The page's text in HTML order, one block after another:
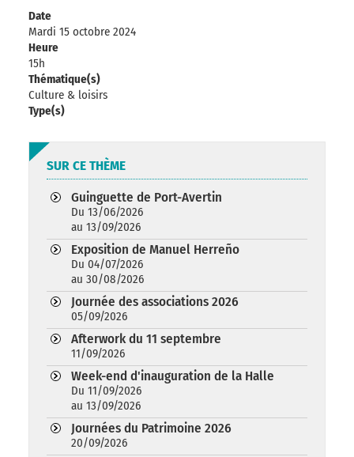
Date
Mardi 15 octobre 2024
Heure
15h
Thématique(s)
Culture & loisirs
Type(s)
SUR CE THÈME
Guinguette de Port-Avertin
Du 13/06/2026
au 13/09/2026
Exposition de Manuel Herreño
Du 04/07/2026
au 30/08/2026
Journée des associations 2026
05/09/2026
Afterwork du 11 septembre
11/09/2026
Week-end d'inauguration de la Halle
Du 11/09/2026
au 13/09/2026
Journées du Patrimoine 2026
20/09/2026